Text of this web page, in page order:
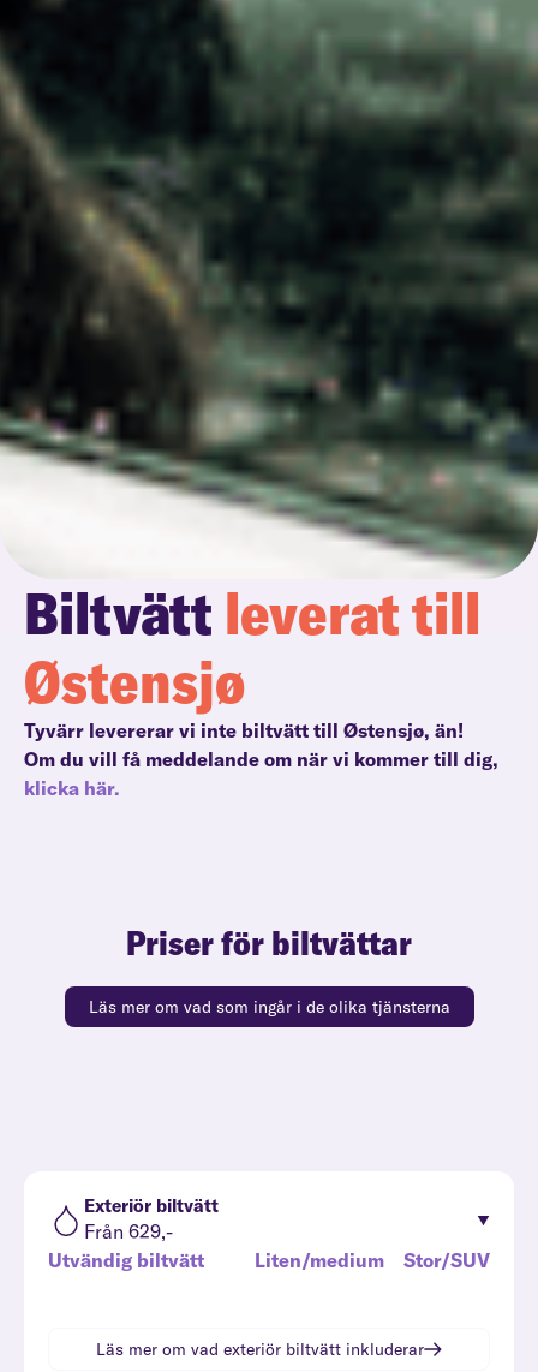
Biltvätt leverat till
Østensjø
Tyvärr levererar vi inte biltvätt till Østensjø, än!
Om du vill få meddelande om när vi kommer till dig,
klicka här.
Priser för biltvättar
Läs mer om vad som ingår i de olika tjänsterna
Exteriör biltvätt
Från 629,-
Utvändig biltvätt
Liten/medium Stor/SUV
Läs mer om vad exteriör biltvätt inkluderar